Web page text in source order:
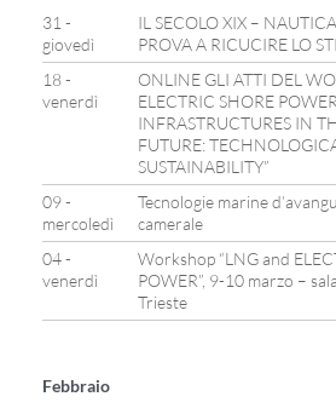
31 -
giovedì
IL SECOLO XIX –
PROVA A RICUCIRE LO
18 -
venerdì
ONLINE GLI ATTI DEL
ELECTRIC SHORE POWER
INFRASTRUCTURES IN
FUTURE:
SUSTAINABILITY”
09 -
mercoledì
Tecnologie marine
camerale
04 -
venerdì
Workshop “LNG and
POWER”, 9-10 marzo –
Trieste
Febbraio